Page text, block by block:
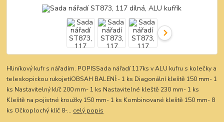
Hliníkový kufr s nářadím. POPISSada nářadí 117ks v ALU kufru s kolečky a
teleskopickou rukojetíOBSAH BALENÍ:- 1 ks Diagonální kleště 150 mm- 1
ks Nastavitelný klíč 200 mm- 1 ks Nastavitelné kleště 230 mm- 1 ks
Kleště na pojistné kroužky 150 mm- 1 ks Kombinované kleště 150 mm- 8
ks Očkoplochý klíč 8-... celý popis